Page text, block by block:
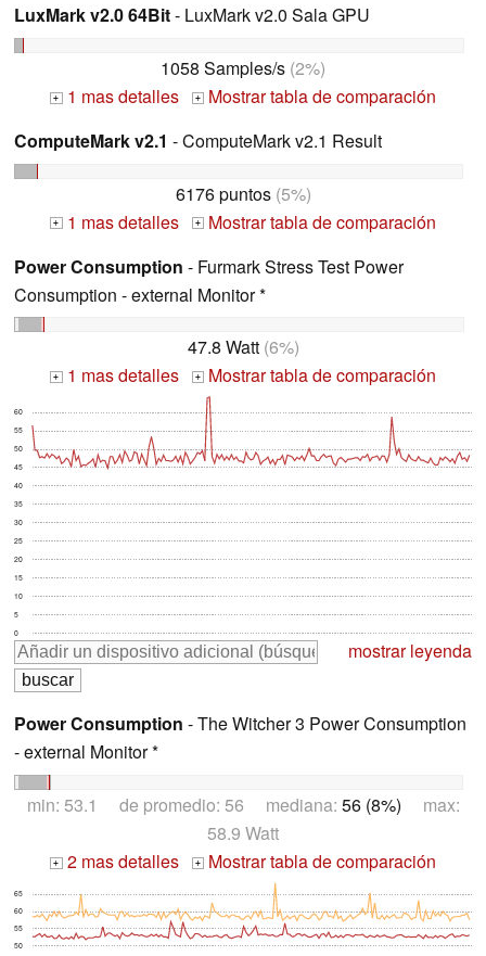
LuxMark v2.0 64Bit- LuxMark v2.0 Sala GPU
1058 Samples/s (2%)
+ 1 mas detalles +
Mostrar tabla de comparación
ComputeMark v2.1 - ComputeMark v2.1 Result
6176 puntos(5%)
+ 1 mas detalles +
Mostrar tabla de comparación
Power Consumption - Furmark Stress Test Power
Consumption - external Monitor *
47.8 Watt(6%)
+ 1 mas detalles + Mostrar tabla de comparación
0
5
10
15
20
25
30
35
40
45
50
55
60
mostrar leyenda
Power Consumption - The Witcher 3 Power Consumption
- external Monitor *
min: 53.1 de promedio: 56 mediana: 56 (8%) max:
58.9 Watt
+ 2 mas detalles + Mostrar tabla de comparación
50
55
60
65